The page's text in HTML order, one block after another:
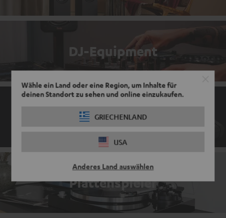
Wähle ein Land oder eine Region, um Inhalte für
deinen Standort zu sehen und online einzukaufen.
GRIECHENLAND
USA
Anderes Land auswählen
DJ-Equipment
Mischpulte
Plattenspieler